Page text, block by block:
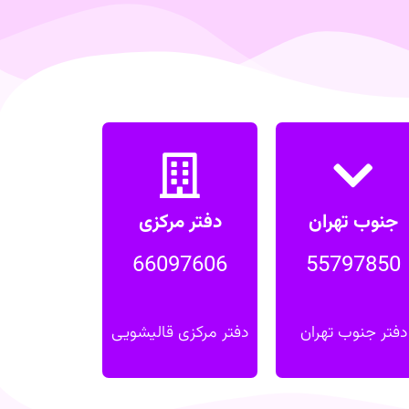
جنوب تهران
55797850
دفتر جنوب تهران
جنوب تهران
55797850
دفتر جنوب تهران
دفتر مرکزی
66097606
دفتر مرکزی قالیشویی
دفتر مرکزی
66097606
دفتر مرکزی قالیشویی